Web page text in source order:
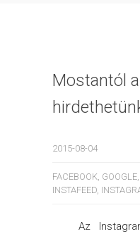
Mostantól
2015-08-04
FACEBOOK, GOOGLE,
INSTAFEED,
Az